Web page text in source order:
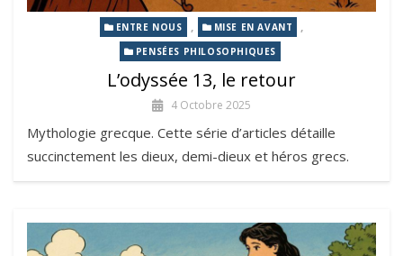
ENTRE NOUS , MISE EN AVANT ,
PENSÉES PHILOSOPHIQUES
L’odyssée 13, le retour
4 Octobre 2025
Mythologie grecque. Cette série d’articles détaille
succinctement les dieux, demi-dieux et héros grecs.